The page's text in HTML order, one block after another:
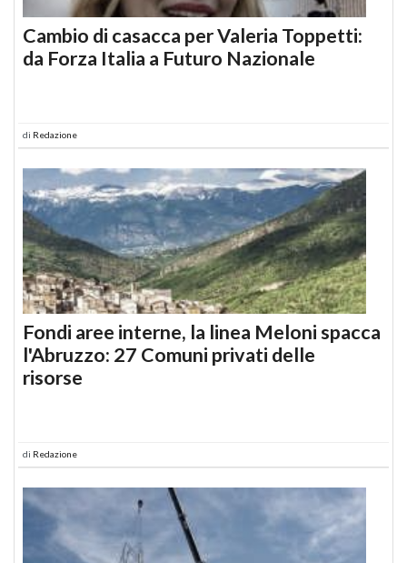
Cambio di casacca per Valeria Toppetti:
da Forza Italia a Futuro Nazionale
di Redazione
Fondi aree interne, la linea Meloni spacca
l'Abruzzo: 27 Comuni privati delle
risorse
di Redazione